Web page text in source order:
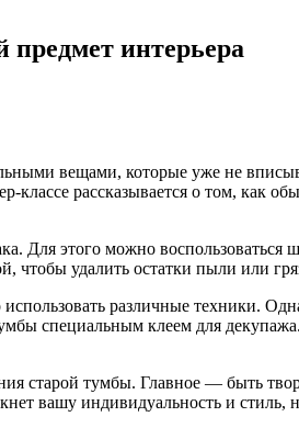
интерьера
вещами, которые уже не
классе рассказывается о том, как
Для этого можно
чтобы удалить остатки пыли или
различные техники.
специальным клеем для
старой тумбы. Главное — быть
вашу индивидуальность и стиль,